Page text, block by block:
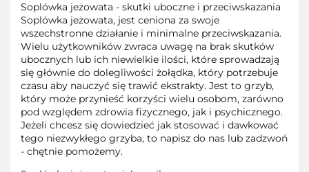
Soplówka jeżowata - skutki uboczne i przeciwskazania
Soplówka jeżowata, jest ceniona za swoje
wszechstronne działanie i minimalne przeciwskazania.
Wielu użytkowników zwraca uwagę na brak skutków
ubocznych lub ich niewielkie ilości, które sprowadzają
się głównie do dolegliwości żołądka, który potrzebuje
czasu aby nauczyć się trawić ekstrakty. Jest to grzyb,
który może przynieść korzyści wielu osobom, zarówno
pod względem zdrowia fizycznego, jak i psychicznego.
Jeżeli chcesz się dowiedzieć jak stosować i dawkować
tego niezwykłego grzyba, to napisz do nas lub zadzwoń
- chętnie pomożemy.